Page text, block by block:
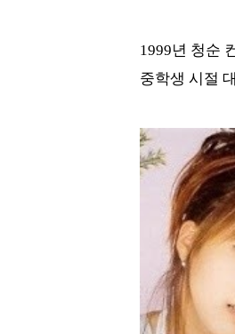
1999년 청순
중학생 시절